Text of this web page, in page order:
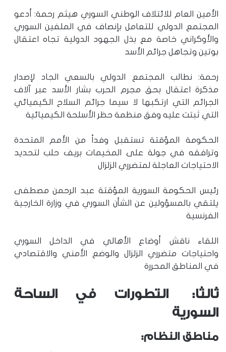
الأمين العام للائتلاف الوطني السوري هيثم رحمة: أدعو
المجتمع الدولي للتعامل بإنصاف في الملفين السوري
والأوكراني خاصة مع بذل الجهود الدولية تجاه اعتقال
بوتين وتجاهل جرائم الأسد
رحمة: نطالب المجتمع الدولي بالسعي الجاد لإصدار
مذكرة اعتقال بحق مجرم الحرب بشار الأسد عبر آلاف
الجرائم التي ارتكبها لا سيما جرائم السلاح الكيميائي
التي ثبتت عليه وفق منظمة حظر الأسلحة الكيميائية
الحكومة المؤقتة تستقبل وفداً من الأمم المتحدة
وترافقه في جولة على المخيمات بريف حلب لتحديد
الاحتياجات العاجلة لمتضرري الزلزال
رئيس الحكومة السورية المؤقتة عبد الرحمن مصطفى
يلتقي بالمسؤولين عن الشأن السوري في وزارة الخارجية
الفرنسية
اللقاء ناقش أوضاع الأهالي في الداخل السوري
واحتياجات متضرري الزلزال والوضع الأمني والاقتصادي
في المناطق المحررة
ثالثا: التطورات في الساحة
السورية
مناطق النظام: